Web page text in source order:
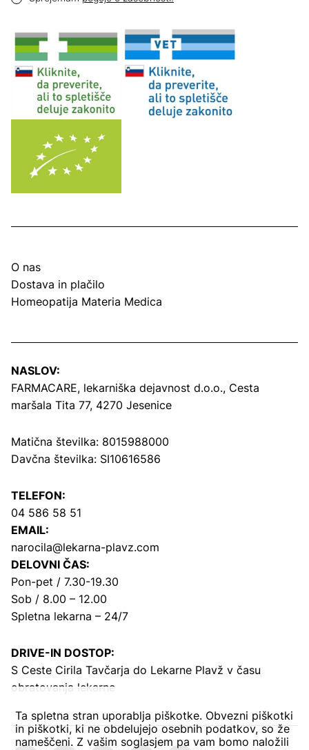
O nas
Dostava in plačilo
Homeopatija Materia Medica
NASLOV:
FARMACARE, lekarniška dejavnost d.o.o., Cesta
maršala Tita 77, 4270 Jesenice
Matična številka: 8015988000
Davčna številka: SI10616586
TELEFON:
04 586 58 51
EMAIL:
narocila@lekarna-plavz.com
DELOVNI ČAS:
Pon-pet / 7.30-19.30
Sob / 8.00 – 12.00
Spletna lekarna – 24/7
DRIVE-IN DOSTOP:
S Ceste Cirila Tavčarja do Lekarne Plavž v času
obratovanja lekarne
Ta spletna stran uporablja piškotke. Obvezni piškotki
in piškotki, ki ne obdelujejo osebnih podatkov, so že
nameščeni. Z vašim soglasjem pa vam bomo naložili